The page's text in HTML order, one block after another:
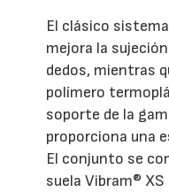
El clásico
mejora la
dedos, mientras
polímero
soporte de la
proporciona una
El conjunto se
suela Vibram® XS